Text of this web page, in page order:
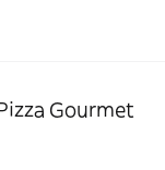
Gourmet